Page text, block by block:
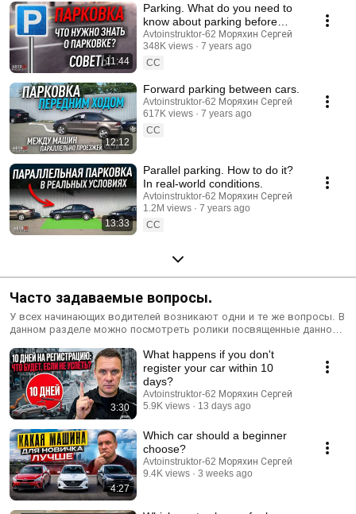
11:44
Parking. What do you need to
know about parking before
training?
Avtoinstruktor-62 Моряхин Сергей
348K views
7 years ago
CC
12:12
Forward parking between cars.
Avtoinstruktor-62 Моряхин Сергей
617K views
7 years ago
CC
13:33
Parallel parking. How to do it?
In real-world conditions.
Avtoinstruktor-62 Моряхин Сергей
1.2M views
7 years ago
CC
Часто задаваемые вопросы.
У всех начинающих водителей возникают одни и те же вопросы. В
данном разделе можно посмотреть ролики посвященные данной
3:30
What happens if you don't
register your car within 10
days?
Avtoinstruktor-62 Моряхин Сергей
5.9K views
13 days ago
4:27
Which car should a beginner
choose?
Avtoinstruktor-62 Моряхин Сергей
9.4K views
3 weeks ago